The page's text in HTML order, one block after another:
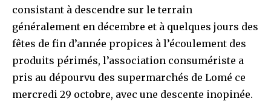
consistant à descendre sur le terrain
généralement en décembre et à quelques jours des
fêtes de fin d’année propices à l’écoulement des
produits périmés, l’association consumériste a
pris au dépourvu des supermarchés de Lomé ce
mercredi 29 octobre, avec une descente inopinée.